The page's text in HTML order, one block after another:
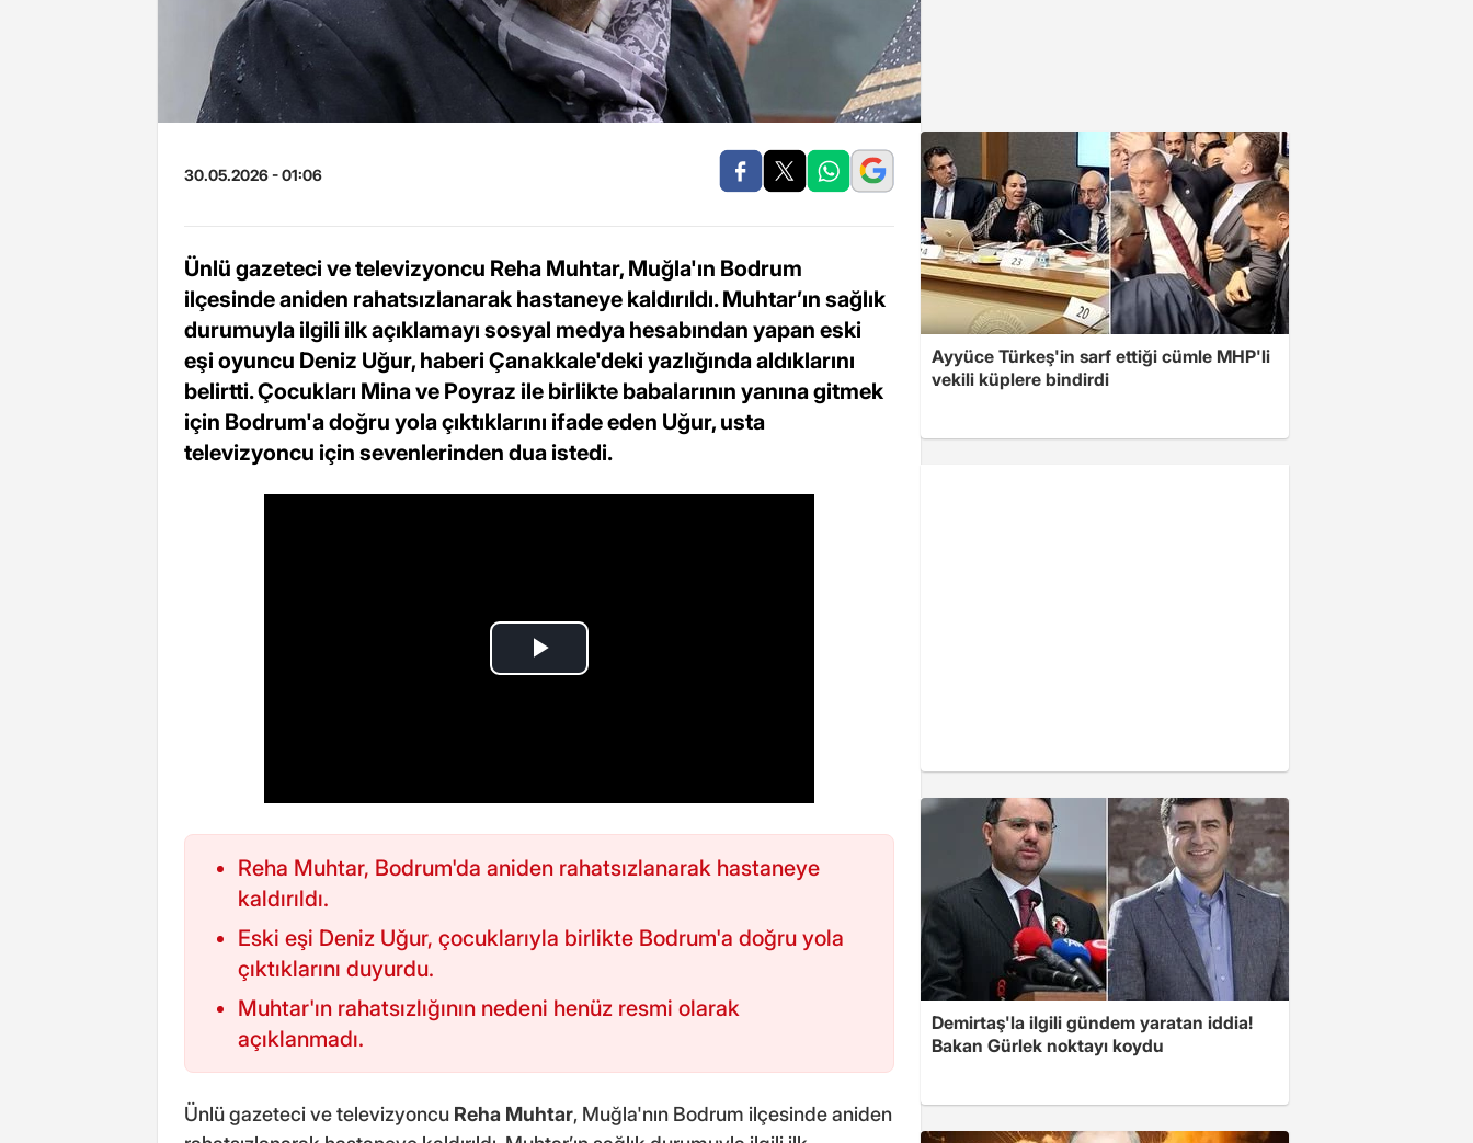
30.05.2026 - 01:06
Ünlü gazeteci ve televizyoncu Reha Muhtar, Muğla'ın Bodrum
ilçesinde aniden rahatsızlanarak hastaneye kaldırıldı. Muhtar’ın sağlık
durumuyla ilgili ilk açıklamayı sosyal medya hesabından yapan eski
eşi oyuncu Deniz Uğur, haberi Çanakkale'deki yazlığında aldıklarını
belirtti. Çocukları Mina ve Poyraz ile birlikte babalarının yanına gitmek
için Bodrum'a doğru yola çıktıklarını ifade eden Uğur, usta
televizyoncu için sevenlerinden dua istedi.
Reha Muhtar, Bodrum'da aniden rahatsızlanarak hastaneye
kaldırıldı.
Eski eşi Deniz Uğur, çocuklarıyla birlikte Bodrum'a doğru yola
çıktıklarını duyurdu.
Muhtar'ın rahatsızlığının nedeni henüz resmi olarak
açıklanmadı.
Ünlü gazeteci ve televizyoncu Reha Muhtar, Muğla'nın Bodrum ilçesinde aniden
Ayyüce Türkeş'in sarf ettiği cümle MHP'li
vekili küplere bindirdi
Demirtaş'la ilgili gündem yaratan iddia!
Bakan Gürlek noktayı koydu